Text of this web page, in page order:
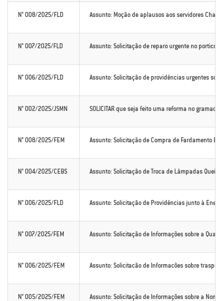
N° 008/2025/FLD Assunto: Moção de aplausos aos servidores
N° 007/2025/FLD Assunto: Solicitação de reparo urgente no portico
N° 006/2025/FLD Assunto: Solicitação de providências urgentes
N° 002/2025/JSMN SOLICITAR que seja feito uma reforma no
N° 008/2025/FEM Assunto: Solicitação de Compra de Fardamento
N° 004/2025/CEBS Assunto: Solicitação de Troca de Lâmpadas
N° 006/2025/FLD Assunto: Solicitação de Providências junto à Enel
N° 007/2025/FEM Assunto: Solicitação de Informações sobre a
N° 006/2025/FEM Assunto: Solicitacão de Informacões sobre
N° 005/2025/FEM Assunto: Solicitação de Informações sobre a